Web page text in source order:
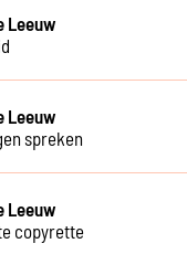
Leeuw
Leeuw
spreken
Leeuw
copyrette